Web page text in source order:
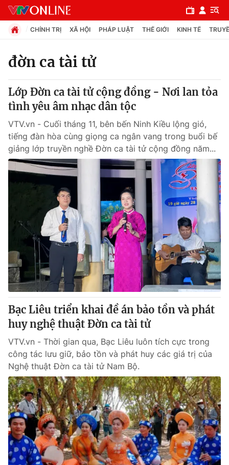
Chuyên mục
Chính trị
Xã hội
Pháp luật
Thế giới
Tin tức
Thế giới đó đây
Câu chuyện quốc tế
Kinh tế
Tài chính
Thị trường
Góc doanh nghiệp
Dữ liệu và đời sống
Truyền hình
Phim VTV
Hậu trường
Nhân vật
Khán giả
Giải sao mai
Giải trí
Điện ảnh
Âm nhạc
Sao
Đời sống
Du lịch
Làm đẹp
Chất lượng cuộc sống
Giáo dục
Tuyển sinh
Học trực tuyến
Công nghệ
Hitech Công nghệ tương lai
Giao lưu trực tuyến
CHÍNH TRỊ XÃ HỘI PHÁP LUẬT THẾ GIỚI KINH TẾ
đờn ca tài tử
Lớp Đờn ca tài tử cộng đồng - Nơi lan tỏa
tình yêu âm nhạc dân tộc
VTV.vn - Cuối tháng 11, bên bến Ninh Kiều lộng gió,
tiếng đàn hòa cùng giọng ca ngân vang trong buổi bế
giảng lớp truyền nghề Đờn ca tài tử cộng đồng năm...
Bạc Liêu triển khai đề án bảo tồn và phát
huy nghệ thuật Đờn ca tài tử
VTV.vn - Thời gian qua, Bạc Liêu luôn tích cực trong
công tác lưu giữ, bảo tồn và phát huy các giá trị của
Nghệ thuật Đờn ca tài tử Nam Bộ.